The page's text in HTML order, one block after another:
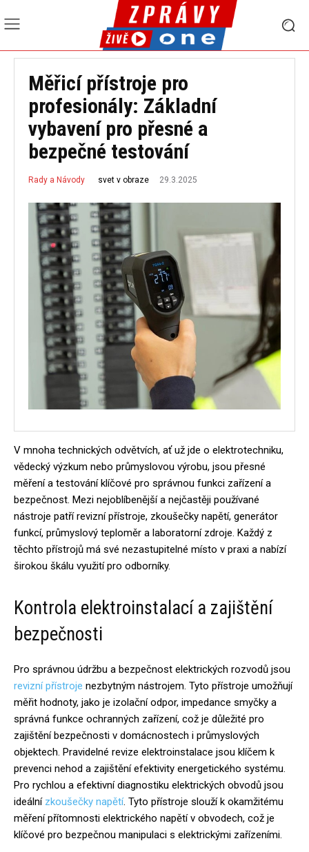
Měřicí přístroje pro
profesionály: Základní
vybavení pro přesné a
bezpečné testování
Rady a Návody svet v obraze 29.3.2025
V mnoha technických odvětvích, ať už jde o elektrotechniku,
vědecký výzkum nebo průmyslovou výrobu, jsou přesné
měření a testování klíčové pro správnou funkci zařízení a
bezpečnost. Mezi nejoblíbenější a nejčastěji používané
nástroje patří revizní přístroje, zkoušečky napětí, generátor
funkcí, průmyslový teploměr a laboratorní zdroje. Každý z
těchto přístrojů má své nezastupitelné místo v praxi a nabízí
širokou škálu využití pro odborníky.
Kontrola elektroinstalací a zajištění
bezpečnosti
Pro správnou údržbu a bezpečnost elektrických rozvodů jsou
revizní přístroje nezbytným nástrojem. Tyto přístroje umožňují
měřit hodnoty, jako je izolační odpor, impedance smyčky a
správná funkce ochranných zařízení, což je důležité pro
zajištění bezpečnosti v domácnostech i průmyslových
objektech. Pravidelné revize elektroinstalace jsou klíčem k
prevenci nehod a zajištění efektivity energetického systému.
Pro rychlou a efektivní diagnostiku elektrických obvodů jsou
ideální zkoušečky napětí. Tyto přístroje slouží k okamžitému
měření přítomnosti elektrického napětí v obvodech, což je
klíčové pro bezpečnou manipulaci s elektrickými zařízeními.